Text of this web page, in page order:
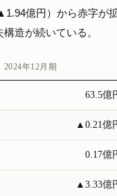
億円）から赤字が
造が続いている。
2024年12月期
63.5億
▲0.21億
0.17億
▲3.33億